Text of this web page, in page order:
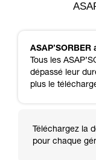
ASAP’SORBER
Tous les
dépassé leur
plus le
Téléchargez la
pour chaque